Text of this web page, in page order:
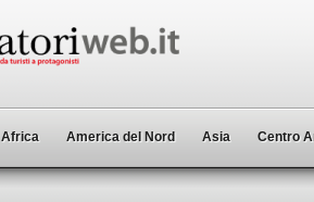
Africa America del Nord Asia Centro